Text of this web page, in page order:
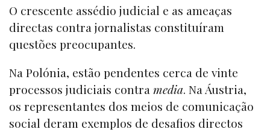
O crescente assédio judicial e as ameaças
directas contra jornalistas constituíram
questões preocupantes.
Na Polónia, estão pendentes cerca de vinte
processos judiciais contra media. Na Áustria,
os representantes dos meios de comunicação
social deram exemplos de desafios directos